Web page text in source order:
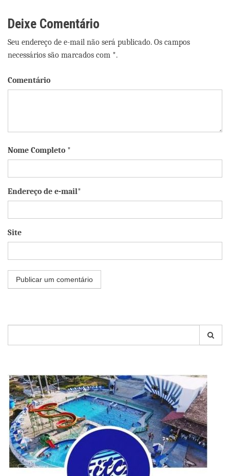
Deixe Comentário
Seu endereço de e-mail não será publicado. Os campos
necessários são marcados com *.
Comentário
Nome Completo *
Endereço de e-mail*
Site
por: